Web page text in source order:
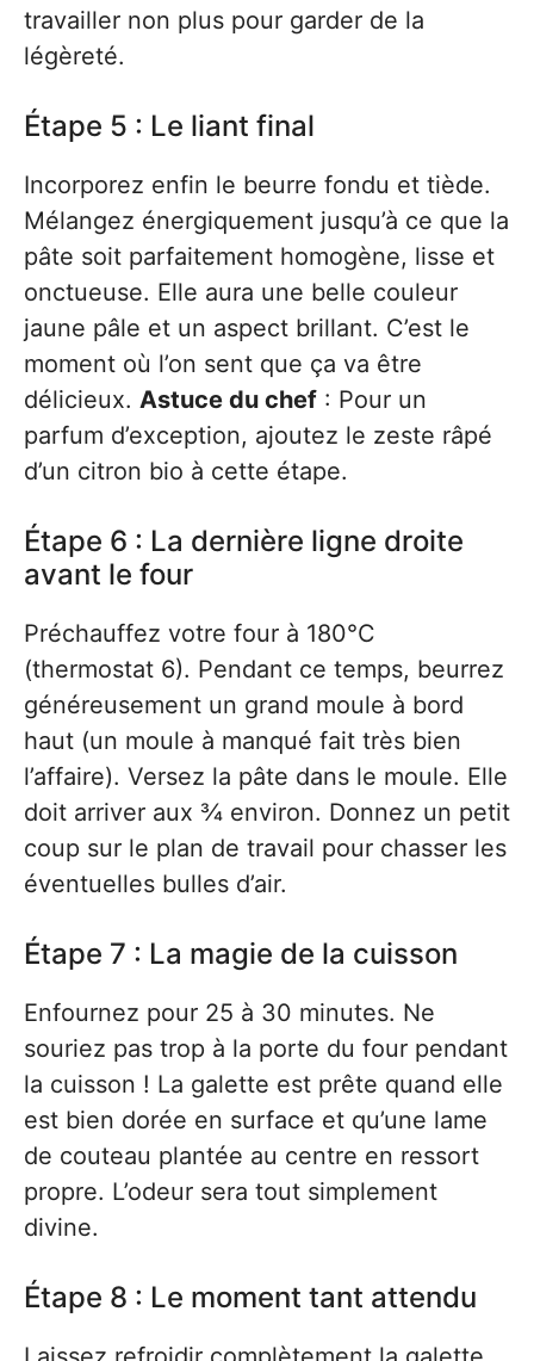
travailler non plus pour garder de la
légèreté.
Étape 5 : Le liant final
Incorporez enfin le beurre fondu et tiède.
Mélangez énergiquement jusqu’à ce que la
pâte soit parfaitement homogène, lisse et
onctueuse. Elle aura une belle couleur
jaune pâle et un aspect brillant. C’est le
moment où l’on sent que ça va être
délicieux. Astuce du chef : Pour un
parfum d’exception, ajoutez le zeste râpé
d’un citron bio à cette étape.
Étape 6 : La dernière ligne droite
avant le four
Préchauffez votre four à 180°C
(thermostat 6). Pendant ce temps, beurrez
généreusement un grand moule à bord
haut (un moule à manqué fait très bien
l’affaire). Versez la pâte dans le moule. Elle
doit arriver aux ¾ environ. Donnez un petit
coup sur le plan de travail pour chasser les
éventuelles bulles d’air.
Étape 7 : La magie de la cuisson
Enfournez pour 25 à 30 minutes. Ne
souriez pas trop à la porte du four pendant
la cuisson ! La galette est prête quand elle
est bien dorée en surface et qu’une lame
de couteau plantée au centre en ressort
propre. L’odeur sera tout simplement
divine.
Étape 8 : Le moment tant attendu